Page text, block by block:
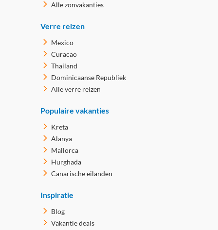
Alle zonvakanties
Verre reizen
Mexico
Curacao
Thailand
Dominicaanse Republiek
Alle verre reizen
Populaire vakanties
Kreta
Alanya
Mallorca
Hurghada
Canarische eilanden
Inspiratie
Blog
Vakantie deals